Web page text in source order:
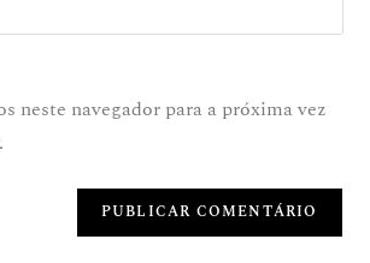
neste navegador para a próxima vez